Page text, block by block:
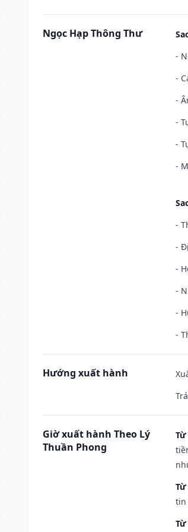
Ngọc Hạp Thông Thư
-
-
-
-
-
-
-
-
-
-
-
-
Hướng xuất hành
Giờ xuất hành Theo Lý
Thuần Phong
tin
Từ